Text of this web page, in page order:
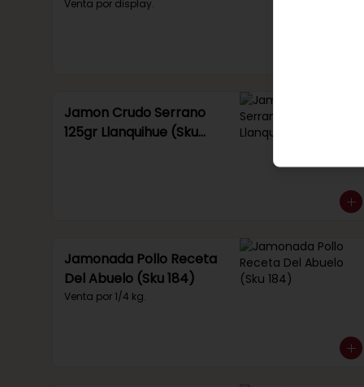
Venta por display.
Jamon Crudo Serrano
125gr Llanquihue (Sku
Jamonada Pollo Receta
Del Abuelo (Sku 184)
Venta por 1/4 kg.